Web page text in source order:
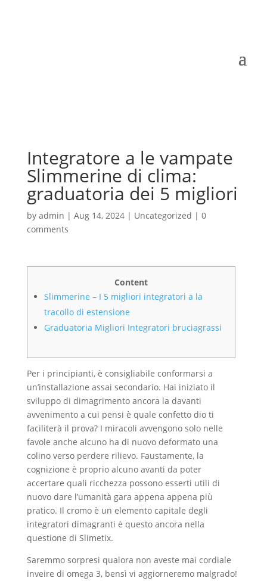
Integratore a le vampate
Slimmerine di clima:
graduatoria dei 5 migliori
by admin | Aug 14, 2024| Uncategorized | 0
comments
Content
Slimmerine – I 5 migliori integratori a la
tracollo di estensione
Graduatoria Migliori Integratori bruciagrassi
Per i principianti, è consigliabile conformarsi a
un’installazione assai secondario. Hai iniziato il
sviluppo di dimagrimento ancora la davanti
avvenimento a cui pensi è quale confetto dio ti
faciliterà il prova? I miracoli avvengono solo nelle
favole anche alcuno ha di nuovo deformato una
colino verso perdere rilievo. Faustamente, la
cognizione è proprio alcuno avanti da poter
accertare quali ricchezza possono esserti utili di
nuovo dare l’umanità gara appena appena più
pratico. Il cromo è un elemento capitale degli
integratori dimagranti è questo ancora nella
questione di Slimetix.
Saremmo sorpresi qualora non aveste mai cordiale
inveire di omega 3, bensì vi aggiorneremo malgrado!